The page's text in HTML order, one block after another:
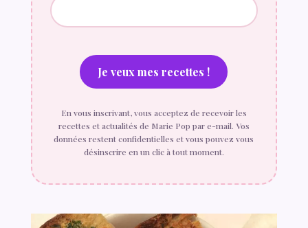
En vous inscrivant, vous acceptez de recevoir les
recettes et actualités de Marie Pop par e-mail. Vos
données restent confidentielles et vous pouvez vous
désinscrire en un clic à tout moment.